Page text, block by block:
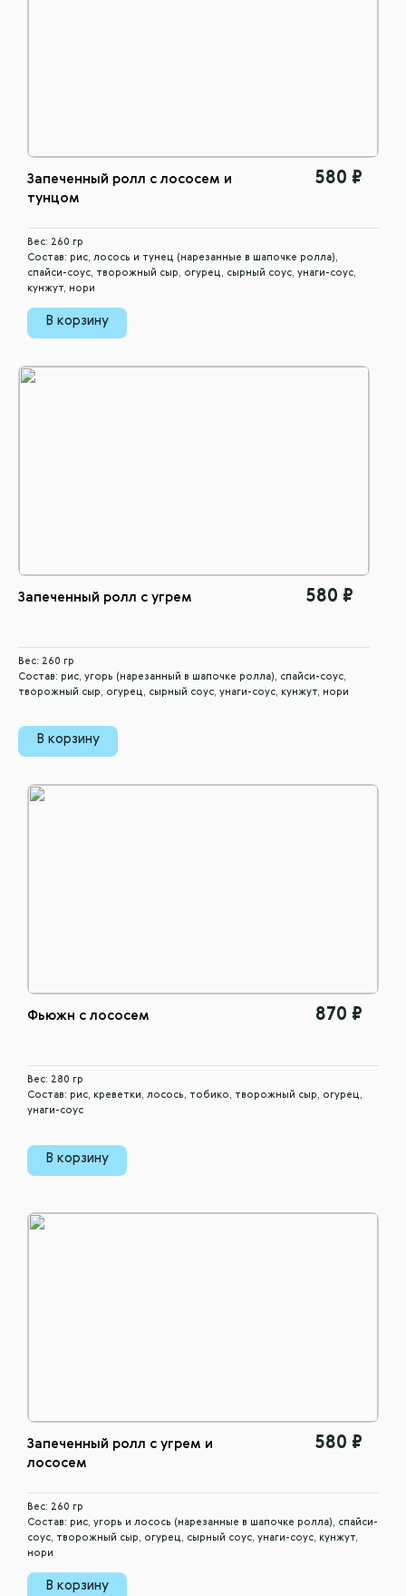
Запеченный ролл с лососем и
тунцом
580 ₽
Вес: 260 гр
Состав: рис, лосось и тунец (нарезанные в шапочке ролла),
спайси-соус, творожный сыр, огурец, сырный соус, унаги-соус,
кунжут, нори
В корзину
Запеченный ролл с угрем 580 ₽
Вес: 260 гр
Состав: рис, угорь (нарезанный в шапочке ролла), спайси-соус,
творожный сыр, огурец, сырный соус, унаги-соус, кунжут, нори
В корзину
Фьюжн с лососем 870 ₽
Вес: 280 гр
Состав: рис, креветки, лосось, тобико, творожный сыр, огурец,
унаги-соус
В корзину
Запеченный ролл с угрем и
лососем
580 ₽
Вес: 260 гр
Состав: рис, угорь и лосось (нарезанные в шапочке ролла), спайси-
соус, творожный сыр, огурец, сырный соус, унаги-соус, кунжут,
нори
В корзину